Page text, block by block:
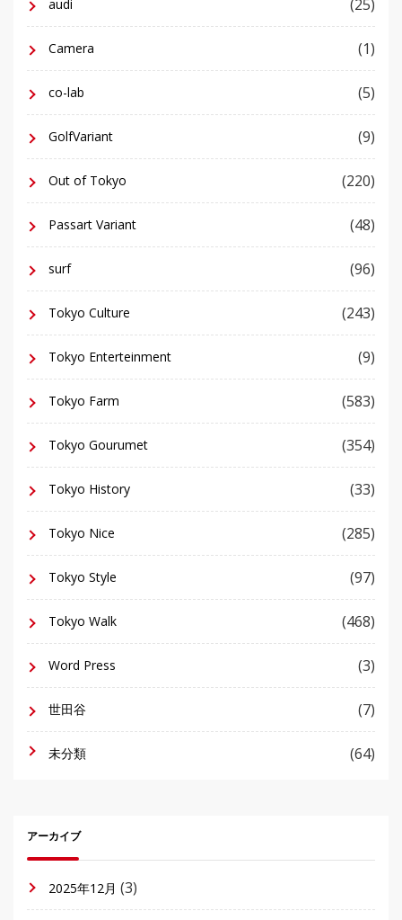
audi (25)
Camera (1)
co-lab (5)
GolfVariant (9)
Out of Tokyo (220)
Passart Variant (48)
surf (96)
Tokyo Culture (243)
Tokyo Enterteinment (9)
Tokyo Farm (583)
Tokyo Gourumet (354)
Tokyo History (33)
Tokyo Nice (285)
Tokyo Style (97)
Tokyo Walk (468)
Word Press (3)
世田谷 (7)
未分類 (64)
アーカイブ
2025年12月 (3)